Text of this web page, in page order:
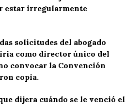
estar irregularmente
solicitudes del abogado
como director único del
convocar la Convención
copia.
dijera cuándo se le venció el